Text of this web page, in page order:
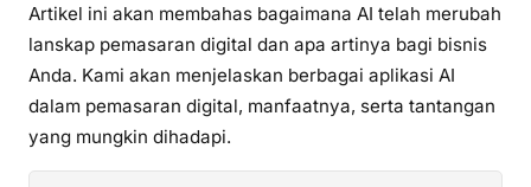
Artikel ini akan membahas bagaimana AI telah merubah
lanskap pemasaran digital dan apa artinya bagi bisnis
Anda. Kami akan menjelaskan berbagai aplikasi AI
dalam pemasaran digital, manfaatnya, serta tantangan
yang mungkin dihadapi.